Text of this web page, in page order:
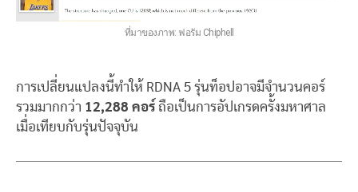
ที่มาของภาพ: ฟอรัม Chiphell
การเปลี่ยนแปลงนี้ทำให้ RDNA 5 รุ่นท็อปอาจมีจำนวนคอร์
รวมมากกว่า 12,288 คอร์ ถือเป็นการอัปเกรดครั้งมหาศาล
เมื่อเทียบกับรุ่นปัจจุบัน